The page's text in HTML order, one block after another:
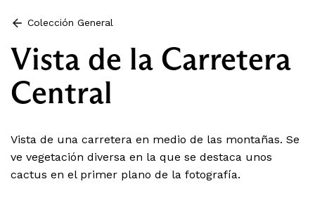
Colección General
Vista de la Carretera
Central
Vista de una carretera en medio de las montañas. Se
ve vegetación diversa en la que se destaca unos
cactus en el primer plano de la fotografía.